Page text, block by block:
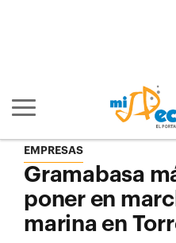
Mostrar/ocultar navegación
EMPRESAS
Gramabasa
poner en
marina en